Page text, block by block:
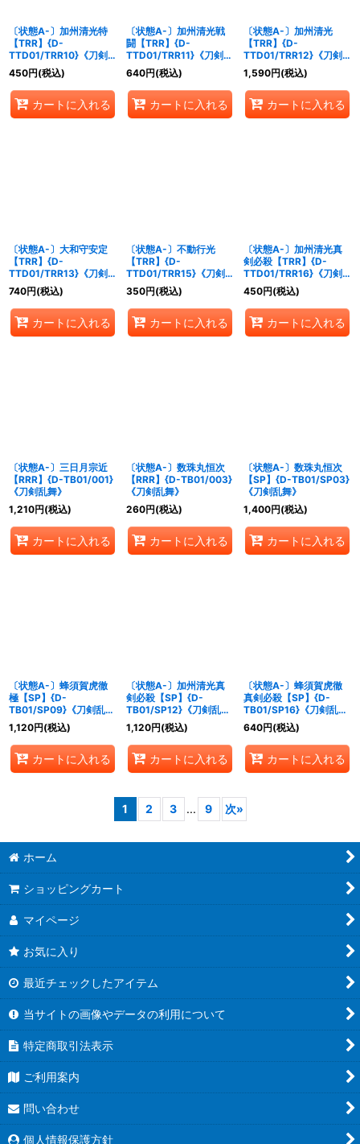
〔状態A-〕加州清光特
【TRR】{D-
TTD01/TRR10}《刀剣
乱舞》
450円(税込)
カートに入れる
〔状態A-〕加州清光戦
闘【TRR】{D-
TTD01/TRR11}《刀剣乱
舞》
640円(税込)
カートに入れる
〔状態A-〕加州清光
【TRR】{D-
TTD01/TRR12}《刀剣
乱舞》
1,590円(税込)
カートに入れる
〔状態A-〕大和守安定
【TRR】{D-
TTD01/TRR13}《刀剣
乱舞》
740円(税込)
カートに入れる
〔状態A-〕不動行光
【TRR】{D-
TTD01/TRR15}《刀剣
乱舞》
350円(税込)
カートに入れる
〔状態A-〕加州清光真
剣必殺【TRR】{D-
TTD01/TRR16}《刀剣
乱舞》
450円(税込)
カートに入れる
〔状態A-〕三日月宗近
【RRR】{D-TB01/001}
《刀剣乱舞》
1,210円(税込)
カートに入れる
〔状態A-〕数珠丸恒次
【RRR】{D-TB01/003}
《刀剣乱舞》
260円(税込)
カートに入れる
〔状態A-〕数珠丸恒次
【SP】{D-TB01/SP03}
《刀剣乱舞》
1,400円(税込)
カートに入れる
〔状態A-〕蜂須賀虎徹
極【SP】{D-
TB01/SP09}《刀剣乱
舞》
1,120円(税込)
カートに入れる
〔状態A-〕加州清光真
剣必殺【SP】{D-
TB01/SP12}《刀剣乱
舞》
1,120円(税込)
カートに入れる
〔状態A-〕蜂須賀虎徹
真剣必殺【SP】{D-
TB01/SP16}《刀剣乱
舞》
640円(税込)
カートに入れる
1 2 3 ... 9 次»
ホーム
ショッピングカート
マイページ
お気に入り
最近チェックしたアイテム
当サイトの画像やデータの利用について
特定商取引法表示
ご利用案内
問い合わせ
個人情報保護方針